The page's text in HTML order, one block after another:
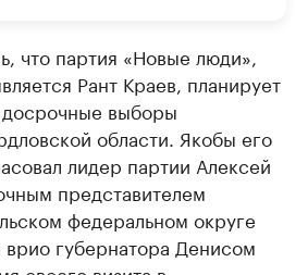
что партия «Новые люди»,
Рант Краев, планирует
досрочные выборы
области. Якобы его
лидер партии Алексей
представителем
федеральном округе
губернатора Денисом